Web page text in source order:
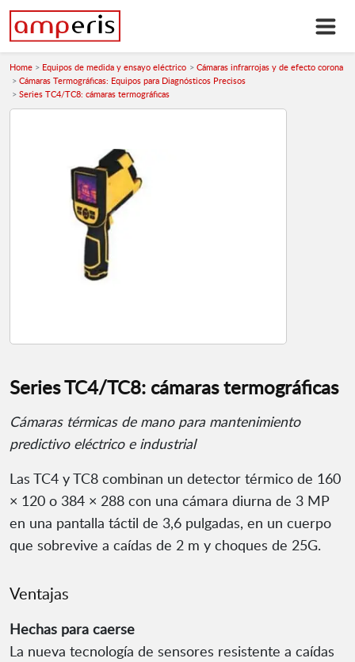
Home Equipos de medida y ensayo eléctrico
Cámaras infrarrojas y de efecto corona
Cámaras Termográficas: Equipos para Diagnósticos Precisos
Series TC4/TC8: cámaras termográficas
Series TC4/TC8: cámaras termográficas
Cámaras térmicas de mano para mantenimiento
predictivo eléctrico e industrial
Las TC4 y TC8 combinan un detector térmico de 160
× 120 o 384 × 288 con una cámara diurna de 3 MP
en una pantalla táctil de 3,6 pulgadas, en un cuerpo
que sobrevive a caídas de 2 m y choques de 25G.
Ventajas
Hechas para caerse
La nueva tecnología de sensores resistente a caídas